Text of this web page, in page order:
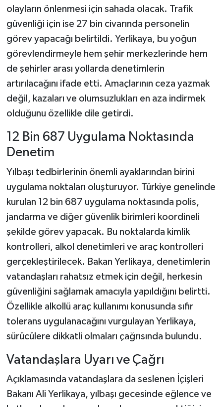
olayların önlenmesi için sahada olacak. Trafik
güvenliği için ise 27 bin civarında personelin
görev yapacağı belirtildi. Yerlikaya, bu yoğun
görevlendirmeyle hem şehir merkezlerinde hem
de şehirler arası yollarda denetimlerin
artırılacağını ifade etti. Amaçlarının ceza yazmak
değil, kazaları ve olumsuzlukları en aza indirmek
olduğunu özellikle dile getirdi.
12 Bin 687 Uygulama Noktasında
Denetim
Yılbaşı tedbirlerinin önemli ayaklarından birini
uygulama noktaları oluşturuyor. Türkiye genelinde
kurulan 12 bin 687 uygulama noktasında polis,
jandarma ve diğer güvenlik birimleri koordineli
şekilde görev yapacak. Bu noktalarda kimlik
kontrolleri, alkol denetimleri ve araç kontrolleri
gerçekleştirilecek. Bakan Yerlikaya, denetimlerin
vatandaşları rahatsız etmek için değil, herkesin
güvenliğini sağlamak amacıyla yapıldığını belirtti.
Özellikle alkollü araç kullanımı konusunda sıfır
tolerans uygulanacağını vurgulayan Yerlikaya,
sürücülere dikkatli olmaları çağrısında bulundu.
Vatandaşlara Uyarı ve Çağrı
Açıklamasında vatandaşlara da seslenen İçişleri
Bakanı Ali Yerlikaya, yılbaşı gecesinde eğlence ve